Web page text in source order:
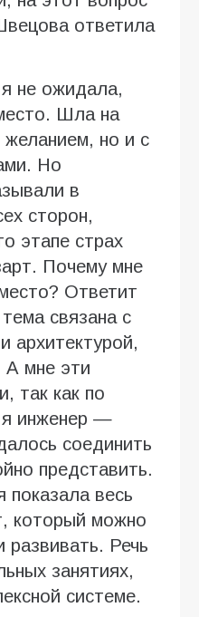
ответила
не ожидала,
Шла на
желанием, но и с
Но
в
сторон,
этапе страх
Почему мне
Ответит
связана с
архитектурой,
А мне эти
так как по
я инженер —
соединить
представить.
показала весь
который можно
развивать. Речь
занятиях,
системе.